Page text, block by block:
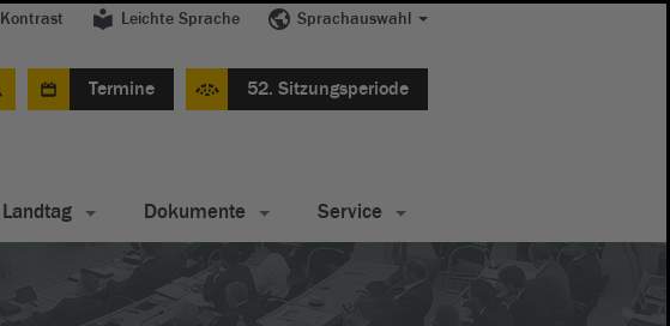
Kontrast Leichte Sprache Sprachauswahl
Termine 52. Sitzungsperiode
Landtag Dokumente Service